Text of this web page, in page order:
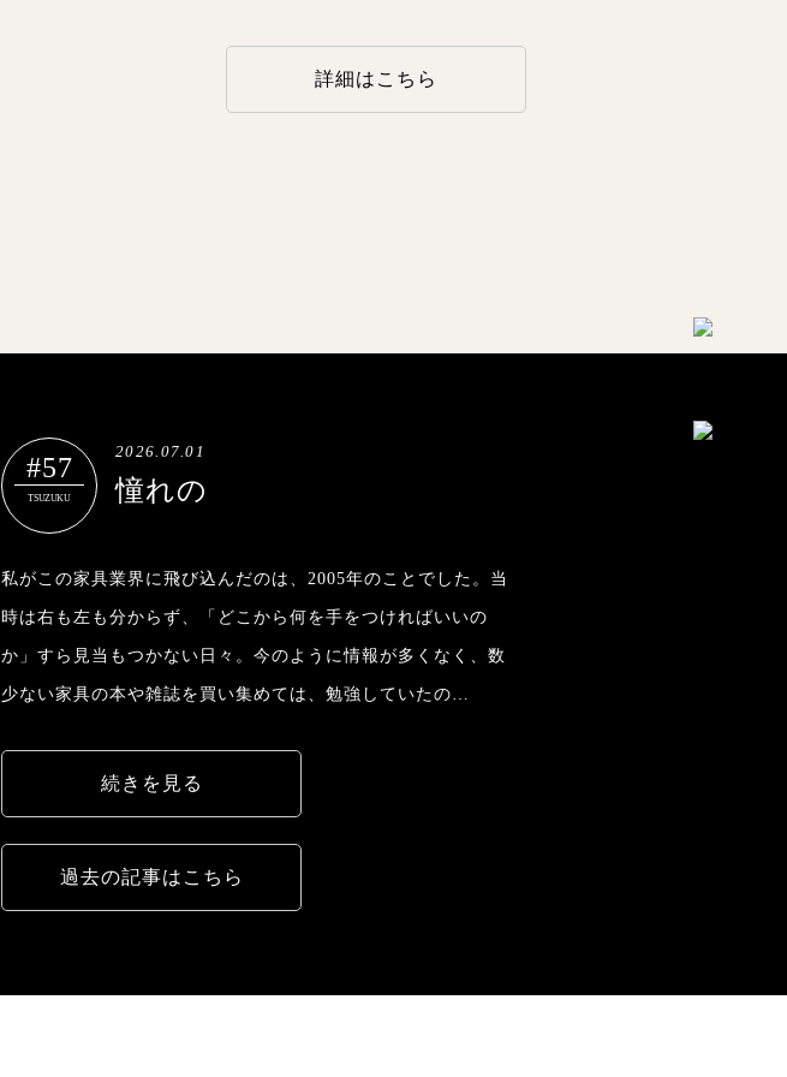
詳細はこちら
#57
TSUZUKU
2026.07.01
憧れの
私がこの家具業界に飛び込んだのは、2005年のことでした。当
時は右も左も分からず、「どこから何を手をつければいいの
か」すら見当もつかない日々。今のように情報が多くなく、数
少ない家具の本や雑誌を買い集めては、勉強していたの…
続きを見る
過去の記事はこちら